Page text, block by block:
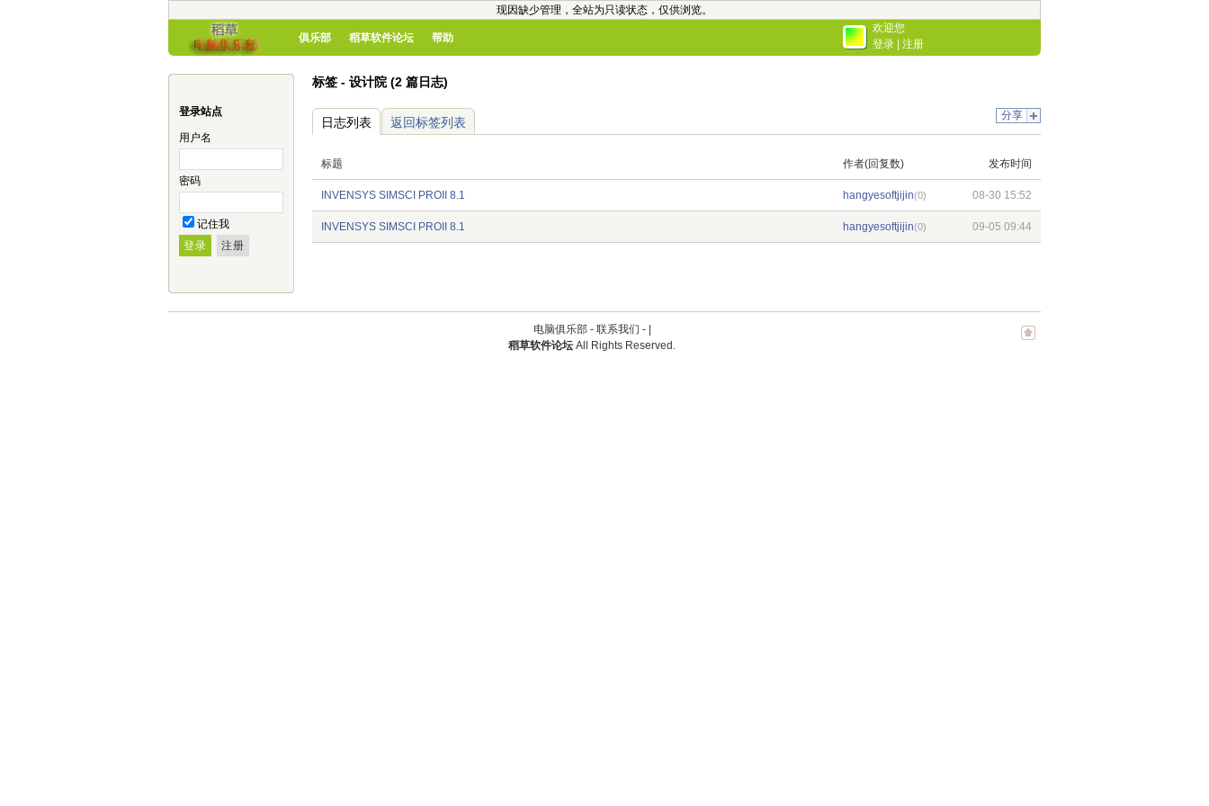
现因缺少管理，全站为只读状态，仅供浏览。
俱乐部 稻草软件论坛 帮助
欢迎您
登录
注册
登录站点
用户名
密码
记住我
标签 - 设计院 (2 篇日志)
分享
日志列表 返回标签列表
标题 作者(回复数) 发布时间
INVENSYS SIMSCI PROII 8.1 hangyesoftjijin(0) 08-30 15:52
INVENSYS SIMSCI PROII 8.1 hangyesoftjijin(0) 09-05 09:44
电脑俱乐部 - 联系我们 -
稻草软件论坛 All Rights Reserved.